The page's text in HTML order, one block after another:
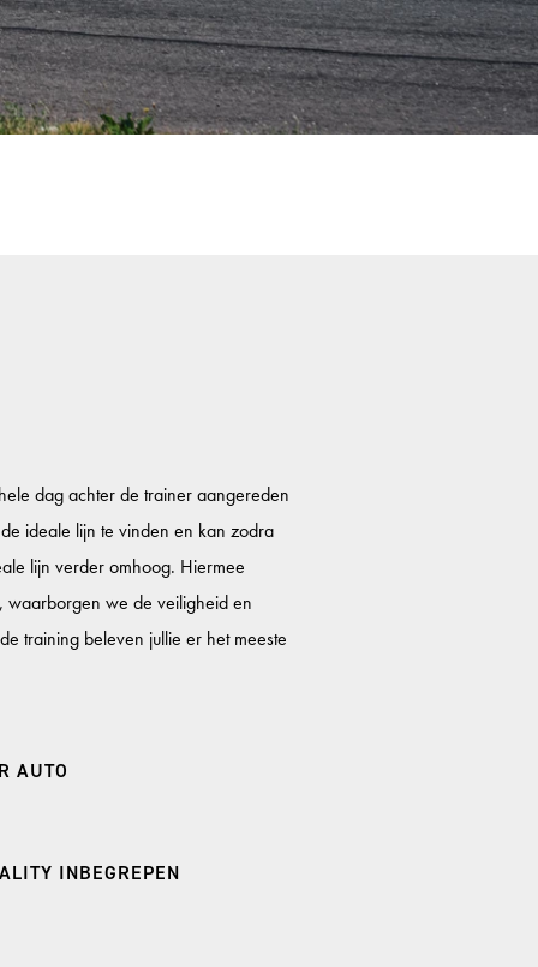
dag achter de trainer aangereden
ideale lijn te vinden en kan zodra
lijn verder omhoog. Hiermee
waarborgen we de veiligheid en
training beleven jullie er het meeste
AUTO
INBEGREPEN